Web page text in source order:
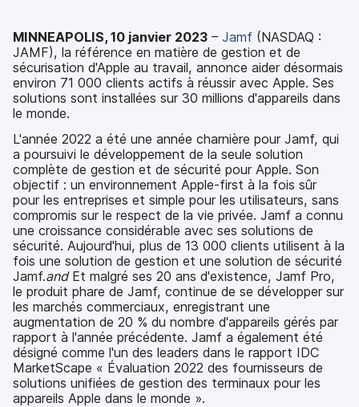
i
n
c
i
p
a
l
i
n
MINNEAPOLIS, 10 janvier 2023 – Jamf (NASDAQ :
JAMF), la référence en matière de gestion et de
sécurisation d'Apple au travail, annonce aider désormais
environ 71 000 clients actifs à réussir avec Apple. Ses
solutions sont installées sur 30 millions d'appareils dans
le monde.
L'année 2022 a été une année charnière pour Jamf, qui
a poursuivi le développement de la seule solution
complète de gestion et de sécurité pour Apple. Son
objectif : un environnement Apple-first à la fois sûr
pour les entreprises et simple pour les utilisateurs, sans
compromis sur le respect de la vie privée. Jamf a connu
une croissance considérable avec ses solutions de
sécurité. Aujourd'hui, plus de 13 000 clients utilisent à la
fois une solution de gestion et une solution de sécurité
Jamf.andEt malgré ses 20 ans d'existence, Jamf Pro,
le produit phare de Jamf, continue de se développer sur
les marchés commerciaux, enregistrant une
augmentation de 20 % du nombre d'appareils gérés par
rapport à l'année précédente. Jamf a également été
désigné comme l'un des leaders dans le rapport IDC
MarketScape « Évaluation 2022 des fournisseurs de
solutions unifiées de gestion des terminaux pour les
appareils Apple dans le monde ».